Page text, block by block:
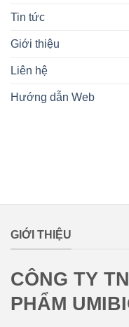
Tin tức
Giới thiệu
Liên hệ
Hướng dẫn Web
GIỚI THIỆU
CÔNG TY
PHẨM